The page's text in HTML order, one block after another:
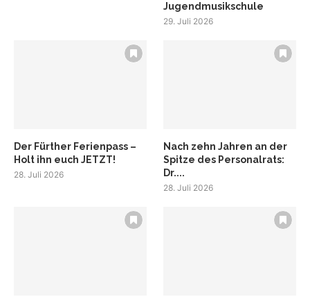
Jugendmusikschule
29. Juli 2026
Der Fürther Ferienpass –
Holt ihn euch JETZT!
28. Juli 2026
Nach zehn Jahren an der
Spitze des Personalrats:
Dr....
28. Juli 2026